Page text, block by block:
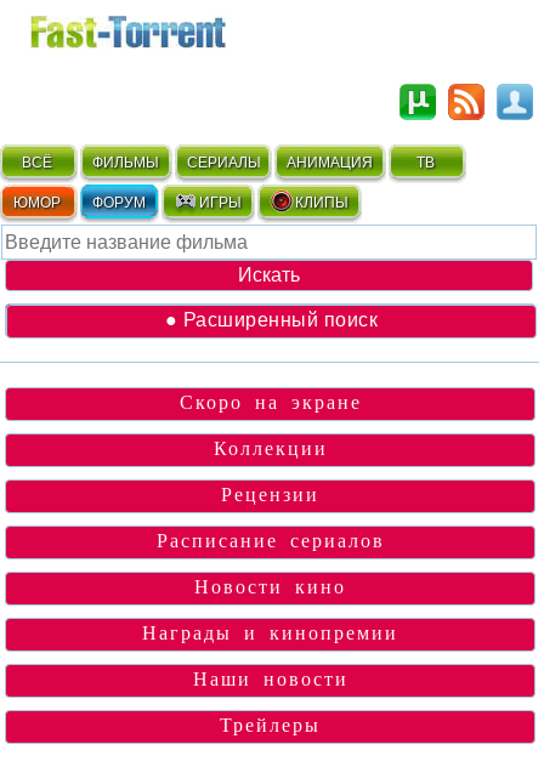
ВСЁ ФИЛЬМЫ СЕРИАЛЫ АНИМАЦИЯ ТВ
ЮМОР ФОРУМ ИГРЫ КЛИПЫ
● Расширенный поиск
Скоро на экране
Коллекции
Рецензии
Расписание сериалов
Новости кино
Награды и кинопремии
Наши новости
Трейлеры